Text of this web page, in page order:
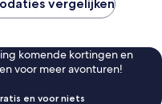
vergelijken
komende kortingen en
voor meer avonturen!
en voor niets